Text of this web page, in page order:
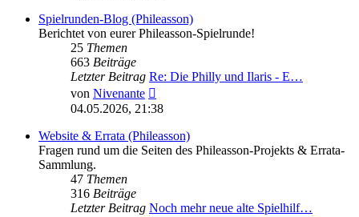
Spielrunden-Blog (Phileasson)
Berichtet von eurer Phileasson-Spielrunde!
25 Themen
663 Beiträge
Letzter Beitrag Re: Die Philly und Ilaris - E…
von Nivenante
Beitrag
04.05.2026, 21:38
Website & Errata (Phileasson)
Fragen rund um die Seiten des Phileasson-Projekts & Errata-
Sammlung.
47 Themen
316 Beiträge
Letzter Beitrag Noch mehr neue alte Spielhilf…